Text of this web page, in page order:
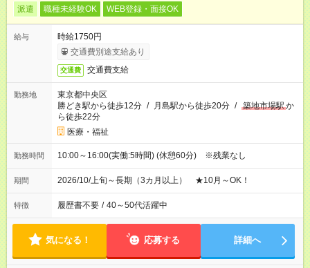
派遣 職種未経験OK WEB登録・面接OK
給与
時給1750円
交通費別途支給あり
交通費 交通費支給
勤務地
東京都中央区
勝どき駅から徒歩12分 / 月島駅から徒歩20分 / 築地市場駅か
ら徒歩22分
医療・福祉
勤務時間 10:00～16:00(実働:5時間) (休憩60分) ※残業なし
期間 2026/10/上旬～長期（3カ月以上） ★10月～OK！
特徴 履歴書不要 / 40～50代活躍中
気になる！ 応募する 詳細へ